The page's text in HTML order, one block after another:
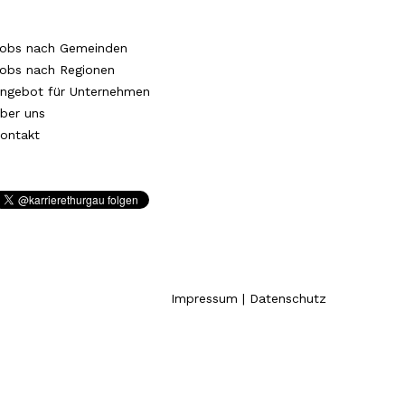
nach Gemeinden
nach Regionen
für Unternehmen
uns
Impressum | Datenschutz